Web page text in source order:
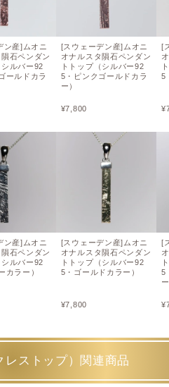
ン産]ムオニ
石ペンダン
シルバー92
ールドカラ
ン産]ムオニ
石ペンダン
シルバー92
カラー）
[スウェーデン産]ムオニ
オナルスタ隕石ペンダン
トトップ（シルバー92
5・ピンクゴールドカラ
ー）
¥7,800
[スウェーデン産]ムオニ
オナルスタ隕石ペンダン
トトップ（シルバー92
5・ゴールドカラー）
¥7,800
[
5
¥
[
5
¥
レストップ）関連商品